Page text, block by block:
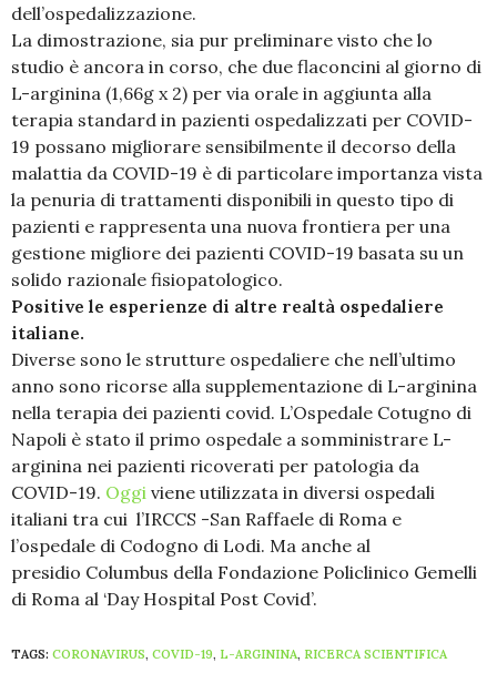
dell’ospedalizzazione.
La dimostrazione, sia pur preliminare visto che lo
studio è ancora in corso, che due flaconcini al giorno di
L-arginina (1,66g x 2) per via orale in aggiunta alla
terapia standard in pazienti ospedalizzati per COVID-
19 possano migliorare sensibilmente il decorso della
malattia da COVID-19 è di particolare importanza vista
la penuria di trattamenti disponibili in questo tipo di
pazienti e rappresenta una nuova frontiera per una
gestione migliore dei pazienti COVID-19 basata su un
solido razionale fisiopatologico.
Positive le esperienze di altre realtà ospedaliere
italiane.
Diverse sono le strutture ospedaliere che nell’ultimo
anno sono ricorse alla supplementazione di L-arginina
nella terapia dei pazienti covid. L’Ospedale Cotugno di
Napoli è stato il primo ospedale a somministrare L-
arginina nei pazienti ricoverati per patologia da
COVID-19. Oggi viene utilizzata in diversi ospedali
italiani tra cui l’IRCCS -San Raffaele di Roma e
l’ospedale di Codogno di Lodi. Ma anche al
presidio Columbus della Fondazione Policlinico Gemelli
di Roma al ‘Day Hospital Post Covid’.
TAGS: CORONAVIRUS, COVID-19, L-ARGININA, RICERCA SCIENTIFICA